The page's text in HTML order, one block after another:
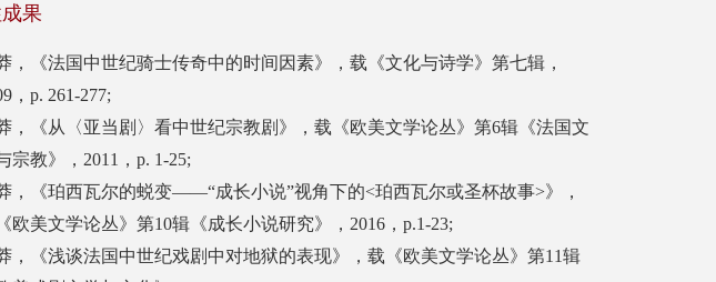
果
，《法国中世纪骑士传奇中的时间因素》，载《文化与诗学》第七辑，
，p. 261-277;
，《从〈亚当剧〉看中世纪宗教剧》，载《欧美文学论丛》第6辑《法国文
宗教》，2011，p. 1-25;
，《珀西瓦尔的蜕变——“成长小说”视角下的<珀西瓦尔或圣杯故事>》，
欧美文学论丛》第10辑《成长小说研究》，2016，p.1-23;
，《浅谈法国中世纪戏剧中对地狱的表现》，载《欧美文学论丛》第11辑